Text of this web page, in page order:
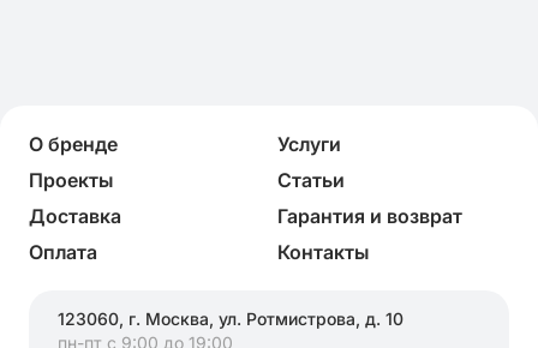
О бренде
Услуги
Проекты
Статьи
Доставка
Гарантия и возврат
Оплата
Контакты
123060, г. Москва, ул. Ротмистрова, д. 10
пн-пт с 9:00 до 19:00